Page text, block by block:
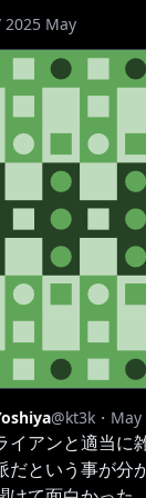
2025 May
@kt3k ・
イアンと適当に
だという事が分